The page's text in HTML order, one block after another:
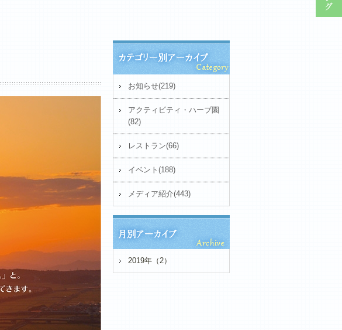
お知らせ(219)
アクティビティ・ハーブ園
(82)
レストラン(66)
イベント(188)
メディア紹介(443)
2019年（2）